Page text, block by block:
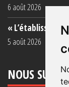
6 août 2026
«
5 août 2026
NOUS SUIVRE